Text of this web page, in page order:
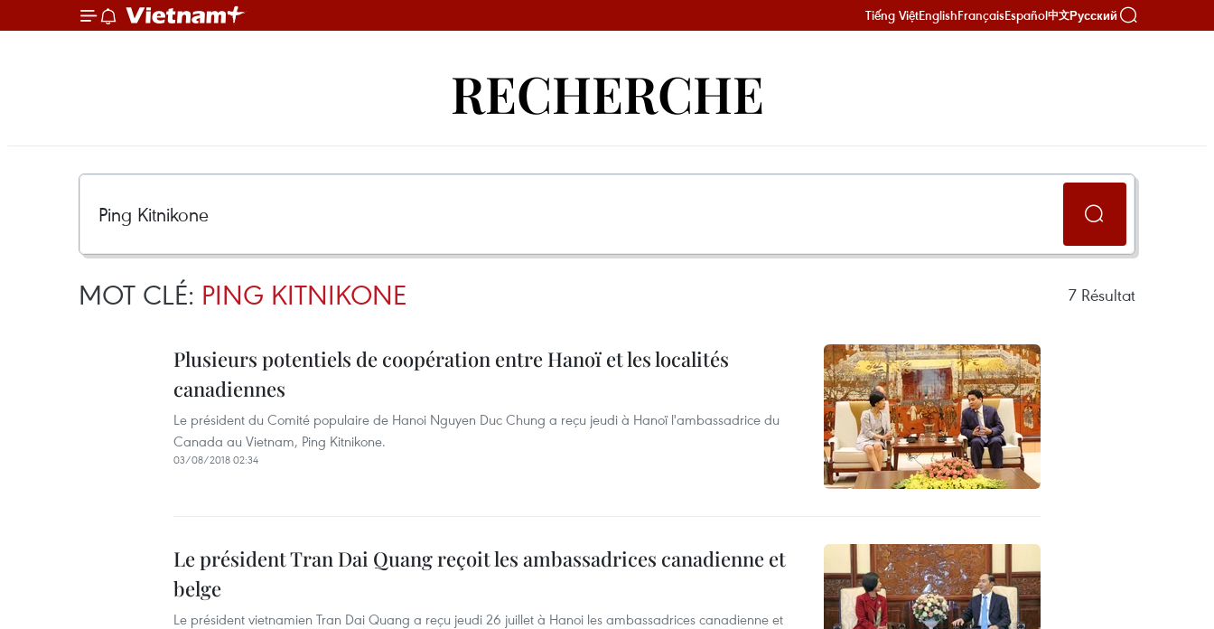
Tiếng ViệtEnglishFrançaisEspañol中文Русский
RECHERCHE
MOT CLÉ: PING KITNIKONE 7 Résultat
Plusieurs potentiels de coopération entre Hanoï et les localités
canadiennes
Le président du Comité populaire de Hanoi Nguyen Duc Chung a reçu jeudi à Hanoï l'ambassadrice du
Canada au Vietnam, Ping Kitnikone.
03/08/2018 02:34
Le président Tran Dai Quang reçoit les ambassadrices canadienne et
belge
Le président vietnamien Tran Dai Quang a reçu jeudi 26 juillet à Hanoi les ambassadrices canadienne et